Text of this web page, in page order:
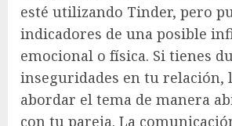
esté utilizando Tinder, pero
indicadores de una posible
emocional o física. Si tienes
inseguridades en tu relación,
abordar el tema de manera
con tu pareja. La